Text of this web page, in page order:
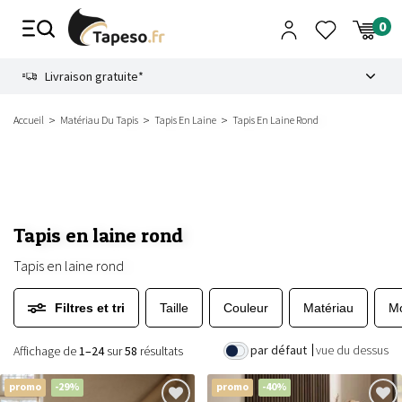
Livraison gratuite*
Accueil Matériau Du Tapis Tapis En Laine Tapis En Laine Rond
Tapis en laine rond
Tapis en laine rond
Filtres et tri Taille Couleur Matériau
par défaut vue du dessus
Affichage de1–24sur58 résultats
promo -29% promo -40%